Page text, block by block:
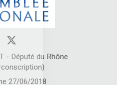
- Député du Rhône
27/06/2018
du trafic et au bon
pour vous ?